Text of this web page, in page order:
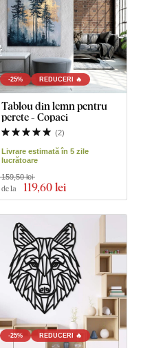
-25% REDUCERI 🔥
Tablou din lemn pentru
perete - Copaci
(2)
Livrare estimată în 5 zile
lucrătoare
de la 119,60 lei
159,50 lei
-25% REDUCERI 🔥